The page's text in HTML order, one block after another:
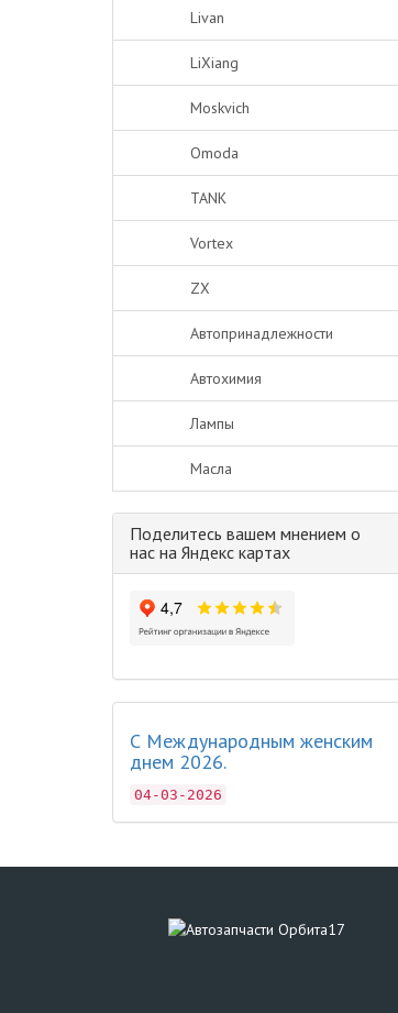
Livan
LiXiang
Moskvich
Omoda
TANK
Vortex
ZX
Автопринадлежности
Автохимия
Лампы
Масла
Поделитесь вашем мнением о
нас на Яндекс картах
С Международным женским
днем 2026.
04-03-2026